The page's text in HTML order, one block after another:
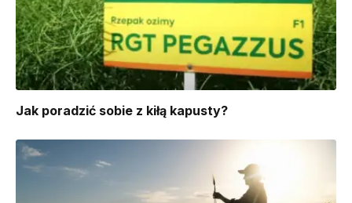
​Jak poradzić sobie z kiłą kapusty?